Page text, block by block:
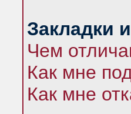
Закладки
Чем
Как мне
Как мне